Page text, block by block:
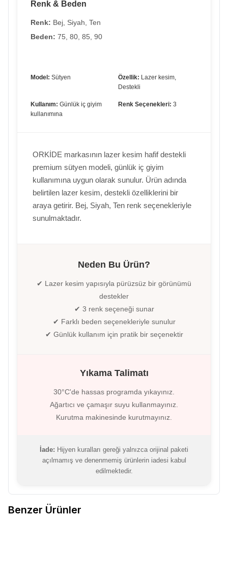
Renk & Beden
Renk: Bej, Siyah, Ten
Beden: 75, 80, 85, 90
Model: Sütyen Özellik: Lazer kesim,
Destekli
Kullanım: Günlük iç giyim
kullanımına
Renk Seçenekleri: 3
ORKİDE markasının lazer kesim hafif destekli
premium sütyen modeli, günlük iç giyim
kullanımına uygun olarak sunulur. Ürün adında
belirtilen lazer kesim, destekli özelliklerini bir
araya getirir. Bej, Siyah, Ten renk seçenekleriyle
sunulmaktadır.
Neden Bu Ürün?
✔ Lazer kesim yapısıyla pürüzsüz bir görünümü
destekler
✔ 3 renk seçeneği sunar
✔ Farklı beden seçenekleriyle sunulur
✔ Günlük kullanım için pratik bir seçenektir
Yıkama Talimatı
30°C'de hassas programda yıkayınız.
Ağartıcı ve çamaşır suyu kullanmayınız.
Kurutma makinesinde kurutmayınız.
İade: Hijyen kuralları gereği yalnızca orijinal paketi
açılmamış ve denenmemiş ürünlerin iadesi kabul
edilmektedir.
Benzer Ürünler